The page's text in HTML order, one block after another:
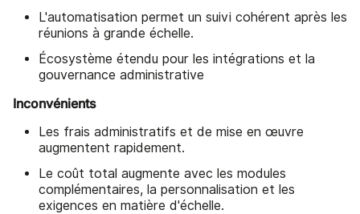
L'automatisation permet un suivi cohérent après les
réunions à grande échelle.
Écosystème étendu pour les intégrations et la
gouvernance administrative
Inconvénients
Les frais administratifs et de mise en œuvre
augmentent rapidement.
Le coût total augmente avec les modules
complémentaires, la personnalisation et les
exigences en matière d'échelle.